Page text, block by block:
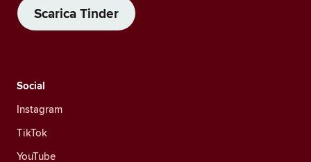
Scarica Tinder
Social
Instagram
TikTok
YouTube